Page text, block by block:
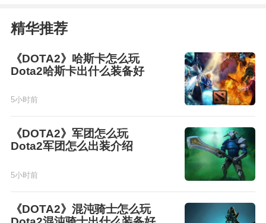
精华推荐
《DOTA2》哈斯卡怎么玩
Dota2哈斯卡出什么装备好
5小时前
《DOTA2》军团怎么玩
Dota2军团怎么出装介绍
5小时前
《DOTA2》混沌骑士怎么玩